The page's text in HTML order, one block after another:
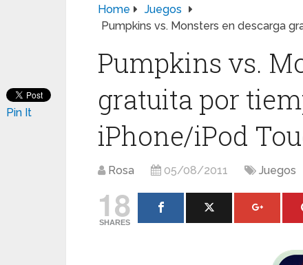
Home
Juegos
Pumpkins vs. Monsters en descarga
Pumpkins vs.
gratuita por
iPhone/iPod
Rosa 05/08/2011 Juegos
18
SHARES
Pin It